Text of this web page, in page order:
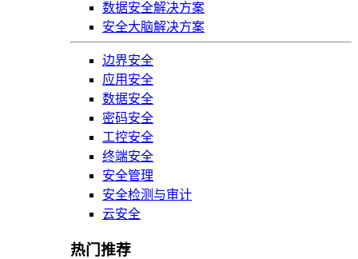
数据安全解决方案
安全大脑解决方案
边界安全
应用安全
数据安全
密码安全
工控安全
终端安全
安全管理
安全检测与审计
云安全
热门推荐